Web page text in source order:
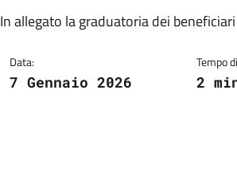
In allegato la graduatoria dei
Data:
7 Gennaio 2026
Tempo
2